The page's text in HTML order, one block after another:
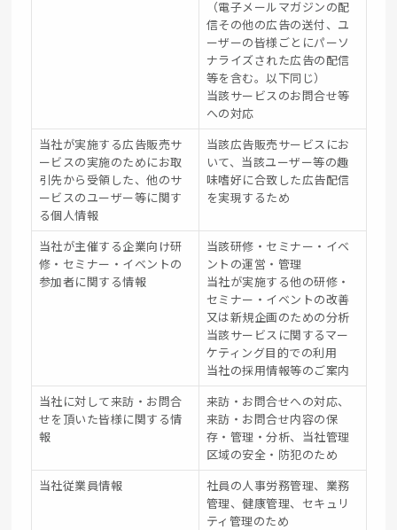
（電子メールマガジンの配
信その他の広告の送付、ユ
ーザーの皆様ごとにパーソ
ナライズされた広告の配信
等を含む。以下同じ）
当該サービスのお問合せ等
への対応
当社が実施する広告販売サ
ービスの実施のためにお取
引先から受領した、他のサ
ービスのユーザー等に関す
る個人情報
当該広告販売サービスにお
いて、当該ユーザー等の趣
味嗜好に合致した広告配信
を実現するため
当社が主催する企業向け研
修・セミナー・イベントの
参加者に関する情報
当該研修・セミナー・イベ
ントの運営・管理
当社が実施する他の研修・
セミナー・イベントの改善
又は新規企画のための分析
当該サービスに関するマー
ケティング目的での利用
当社の採用情報等のご案内
当社に対して来訪・お問合
せを頂いた皆様に関する情
報
来訪・お問合せへの対応、
来訪・お問合せ内容の保
存・管理・分析、当社管理
区域の安全・防犯のため
当社従業員情報
社員の人事労務管理、業務
管理、健康管理、セキュリ
ティ管理のため